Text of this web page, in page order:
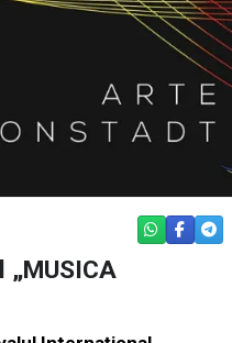
WHATSAPP